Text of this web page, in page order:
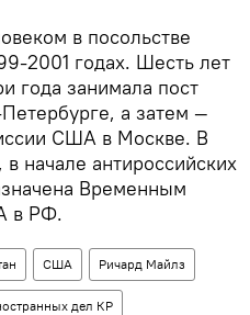
в посольстве
2001 годах. Шесть лет
года занимала пост
а затем —
США в Москве. В
начале антироссийских
Временным
в РФ.
США Ричард Майлз
дел КР